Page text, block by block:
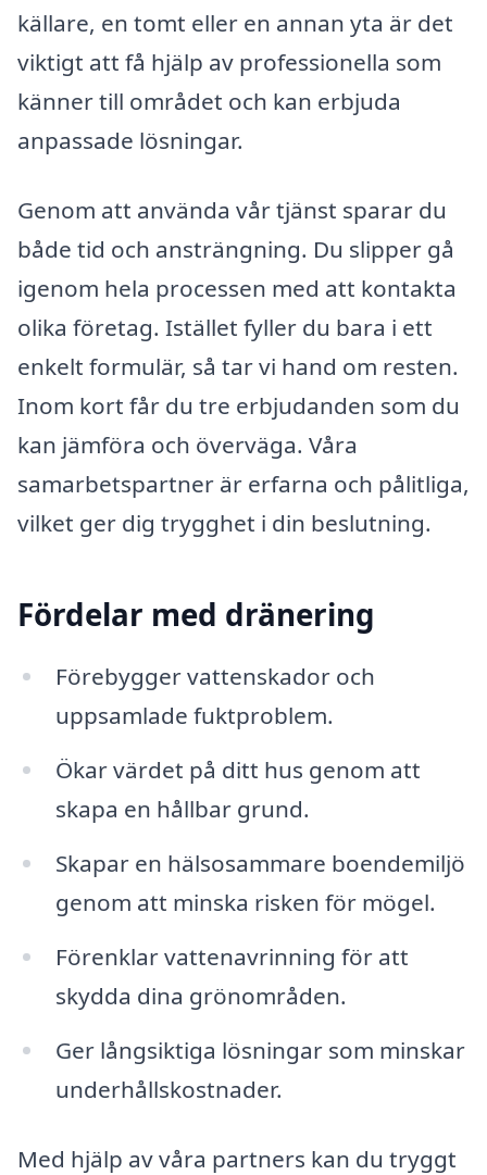
källare, en tomt eller en annan yta är det
viktigt att få hjälp av professionella som
känner till området och kan erbjuda
anpassade lösningar.
Genom att använda vår tjänst sparar du
både tid och ansträngning. Du slipper gå
igenom hela processen med att kontakta
olika företag. Istället fyller du bara i ett
enkelt formulär, så tar vi hand om resten.
Inom kort får du tre erbjudanden som du
kan jämföra och överväga. Våra
samarbetspartner är erfarna och pålitliga,
vilket ger dig trygghet i din beslutning.
Fördelar med dränering
Förebygger vattenskador och
uppsamlade fuktproblem.
Ökar värdet på ditt hus genom att
skapa en hållbar grund.
Skapar en hälsosammare boendemiljö
genom att minska risken för mögel.
Förenklar vattenavrinning för att
skydda dina grönområden.
Ger långsiktiga lösningar som minskar
underhållskostnader.
Med hjälp av våra partners kan du tryggt